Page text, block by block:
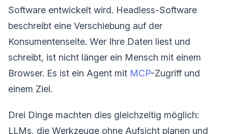
Software entwickelt wird. Headless-Software
beschreibt eine Verschiebung auf der
Konsumentenseite. Wer Ihre Daten liest und
schreibt, ist nicht länger ein Mensch mit einem
Browser. Es ist ein Agent mit MCP-Zugriff und
einem Ziel.
Drei Dinge machten dies gleichzeitig möglich:
LLMs, die Werkzeuge ohne Aufsicht planen und